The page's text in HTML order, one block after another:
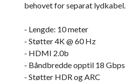
behovet for separat lydkabel.
- Lengde: 10 meter
- Støtter 4K @ 60 Hz
- HDMI 2.0b
- Båndbredde opptil 18 Gbps
- Støtter HDR og ARC